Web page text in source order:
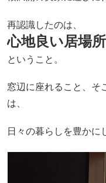
再認識したのは、
心地良い居場
ということ。
窓辺に座れること、そ
は、
日々の暮らしを豊かに